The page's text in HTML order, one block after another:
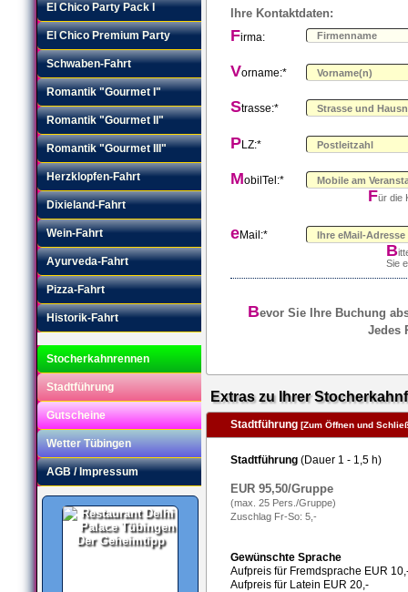
El Chico Party Pack I
El Chico Premium Party
Schwaben-Fahrt
Romantik "Gourmet I"
Romantik "Gourmet II"
Romantik "Gourmet III"
Herzklopfen-Fahrt
Dixieland-Fahrt
Wein-Fahrt
Ayurveda-Fahrt
Pizza-Fahrt
Historik-Fahrt
Stocherkahnrennen
Stadtführung
Gutscheine
Wetter Tübingen
AGB / Impressum
Der Geheimtipp
Ihre Kontaktdaten:
Firma:
Vorname:*
Strasse:*
PLZ:*
MobilTel:*
Für die
eMail:*
B
Sie
Bevor Sie Ihre Buchung
Jedes
Extras zu Ihrer
Stadtführung[Zum Öffnen und
Stadtführung (Dauer 1 - 1,5 h)
EUR 95,50/Gruppe
(max. 25 Pers./Gruppe)
Zuschlag Fr-So: 5,-
Gewünschte Sprache
Aufpreis für Fremdsprache EUR
Aufpreis für Latein EUR 20,-